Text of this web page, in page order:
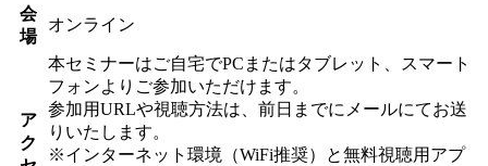
会
場
オンライン
ア
ク
本セミナーはご自宅でPCまたはタブレット、スマート
フォンよりご参加いただけます。
参加用URLや視聴方法は、前日までにメールにてお送
りいたします。
※インターネット環境（WiFi推奨）と無料視聴用アプ